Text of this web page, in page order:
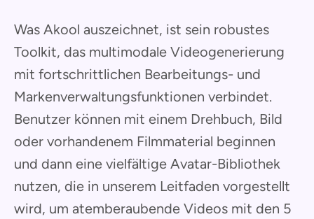
Was Akool auszeichnet, ist sein robustes
Toolkit, das multimodale Videogenerierung
mit fortschrittlichen Bearbeitungs- und
Markenverwaltungsfunktionen verbindet.
Benutzer können mit einem Drehbuch, Bild
oder vorhandenem Filmmaterial beginnen
und dann eine vielfältige Avatar-Bibliothek
nutzen, die in unserem Leitfaden vorgestellt
wird, um atemberaubende Videos mit den 5